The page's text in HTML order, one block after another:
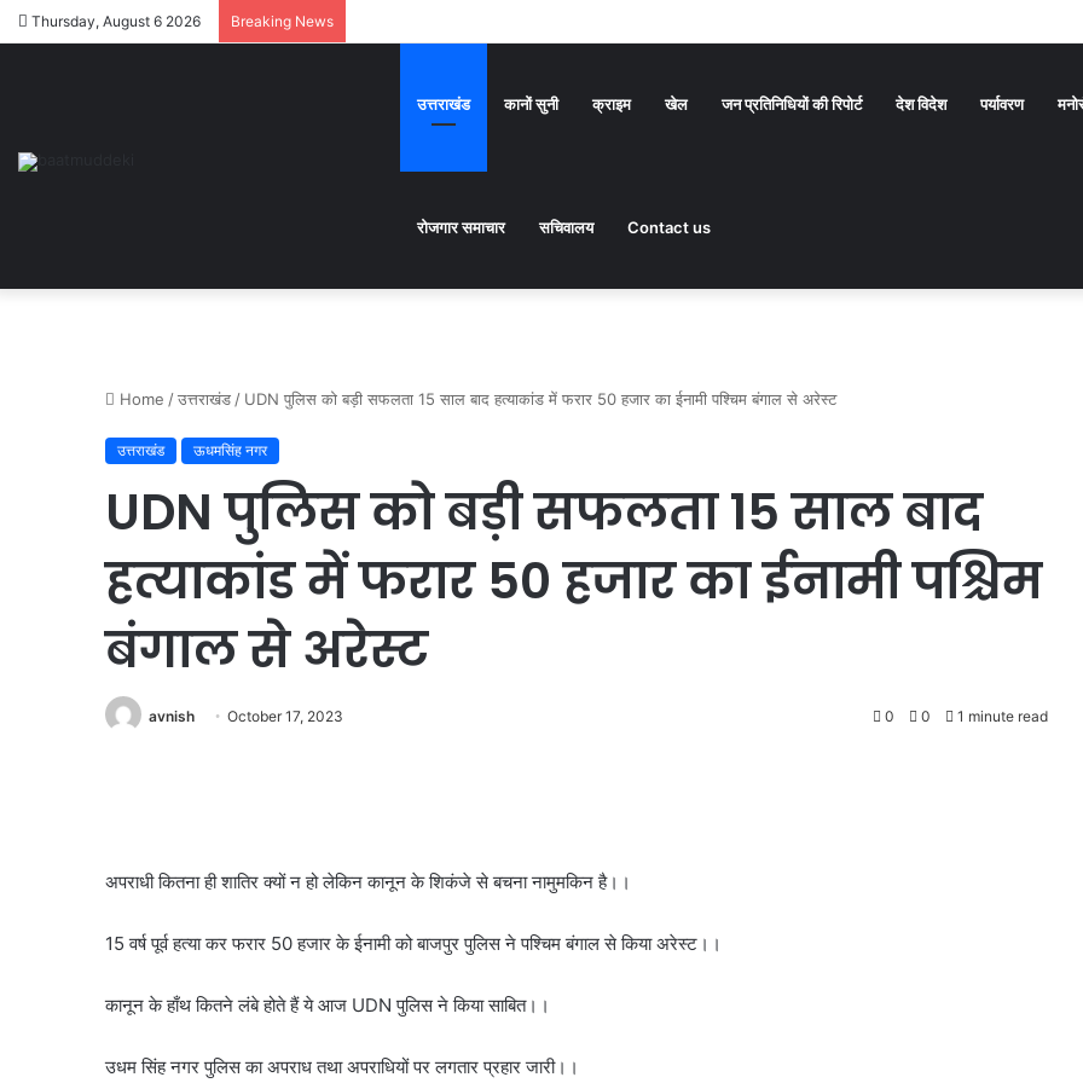
Thursday, August 6 2026 Breaking News
उत्तराखंड कानों सुनी क्राइम खेल जन प्रतिनिधियों की रिपोर्ट देश विदेश पर्यावरण
रोजगार समाचार सचिवालय Contact us
Home /उत्तराखंड / UDN पुलिस को बड़ी सफलता 15 साल बाद हत्याकांड में फरार 50 हजार का ईनामी पश्चिम बंगाल से अरेस्ट
उत्तराखंड ऊधमसिंह नगर
UDN पुलिस को बड़ी सफलता 15 साल बाद
हत्याकांड में फरार 50 हजार का ईनामी पश्चिम
बंगाल से अरेस्ट
avnish October 17, 2023 0 0 1 minute read
अपराधी कितना ही शातिर क्यों न हो लेकिन कानून के शिकंजे से बचना नामुमकिन है।।
15 वर्ष पूर्व हत्या कर फरार 50 हजार के ईनामी को बाजपुर पुलिस ने पश्चिम बंगाल से किया अरेस्ट।।
कानून के हाँथ कितने लंबे होते हैं ये आज UDN पुलिस ने किया साबित।।
उधम सिंह नगर पुलिस का अपराध तथा अपराधियों पर लगतार प्रहार जारी।।